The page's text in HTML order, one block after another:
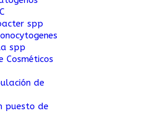
spp
spp
Cosméticos
de
puesto de